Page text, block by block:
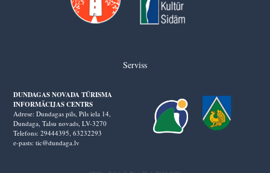
Serviss
DUNDAGAS NOVADA TŪRISMA
INFORMĀCIJAS CENTRS
Adrese: Dundagas pils, Pils iela 14,
Dundaga, Talsu novads, LV-3270
Telefons: 29444395,63232293
e-pasts: tic@dundaga.lv